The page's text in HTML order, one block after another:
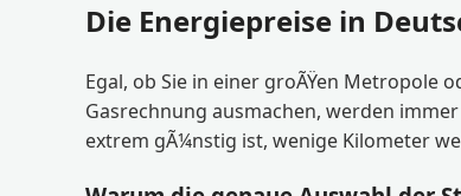
Die Energiepreise in
Egal, ob Sie in einer groÃŸen Metropole
Gasrechnung ausmachen, werden
extrem gÃ¼nstig ist, wenige Kilometer